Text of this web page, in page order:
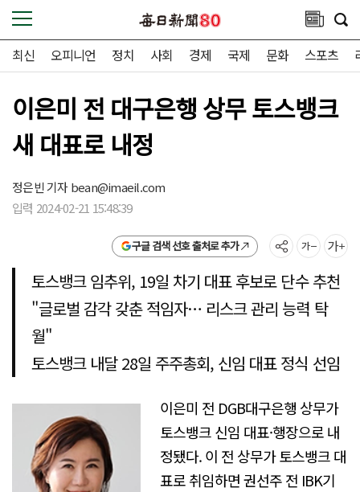
최신 오피니언 정치 사회 경제 국제 문화 스포츠
이은미 전 대구은행 상무 토스뱅크
새 대표로 내정
정은빈 기자bean@imaeil.com
입력 2024-02-21 15:48:39
구글 검색 선호 출처로 추가
토스뱅크 임추위, 19일 차기 대표 후보로 단수 추천
"글로벌 감각 갖춘 적임자… 리스크 관리 능력 탁
월"
토스뱅크 내달 28일 주주총회, 신임 대표 정식 선임
이은미 전 DGB대구은행 상무가
토스뱅크 신임 대표·행장으로 내
정됐다. 이 전 상무가 토스뱅크 대
표로 취임하면 권선주 전 IBK기